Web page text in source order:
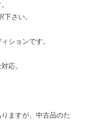
さい。
ションです。
応。
ますが、中古品のた